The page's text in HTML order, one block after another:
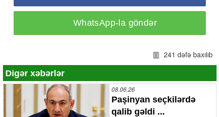
WhatsApp-la göndər
241 dəfə baxılıb
Digər xəbərlər
08.06.26
Paşinyan seçkilərdə
qalib gəldi ...